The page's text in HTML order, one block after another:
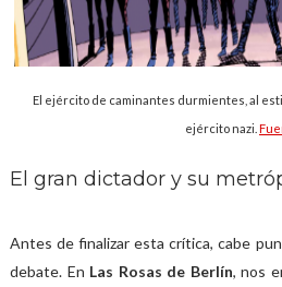
El ejército de caminantes durmientes, al
ejército nazi.
El gran dictador y su
Antes de finalizar esta crítica, cabe
debate. En Las Rosas de Berlín, nos